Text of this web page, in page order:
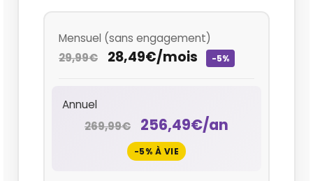
Mensuel (sans engagement)
29,99€
28,49€/mois -5%
Annuel
269,99€
256,49€/an
-5% À VIE